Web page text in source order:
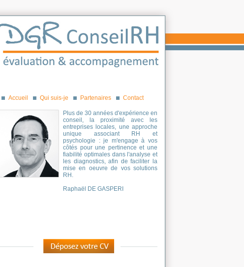
Accueil Qui suis-je Partenaires Contact
Plus de 30 années d'expérience en
conseil, la proximité avec les
entreprises locales, une approche
unique associant RH et
psychologie : je m'engage à vos
côtés pour une pertinence et une
fiabilité optimales dans l'analyse et
les diagnostics, afin de faciliter la
mise en oeuvre de vos solutions
RH.
Raphaël DE GASPERI